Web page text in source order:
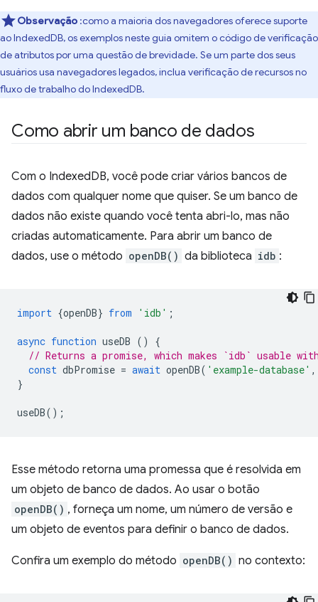
Observação :como a maioria dos navegadores oferece suporte
ao IndexedDB, os exemplos neste guia omitem o código de verificação
de atributos por uma questão de brevidade. Se um parte dos seus
usuários usa navegadores legados, inclua verificação de recursos no
fluxo de trabalho do IndexedDB.
Como abrir um banco de dados
Com o IndexedDB, você pode criar vários bancos de
dados com qualquer nome que quiser. Se um banco de
dados não existe quando você tenta abri-lo, mas não
criadas automaticamente. Para abrir um banco de
dados, use o método openDB() da biblioteca idb :
import {openDB} from 'idb' ;
async function useDB ()
{
// Returns a promise, which makes `idb` usable
const dbPromise = await openDB( 'example-database' ,
}
useDB();
Esse método retorna uma promessa que é resolvida em
um objeto de banco de dados. Ao usar o botão
openDB() , forneça um nome, um número de versão e
um objeto de eventos para definir o banco de dados.
Confira um exemplo do método openDB() no contexto: